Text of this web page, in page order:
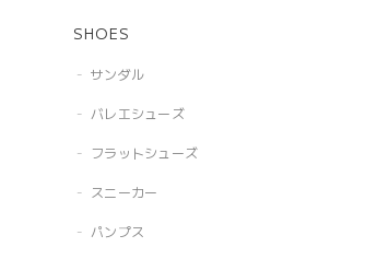
SHOES
サンダル
バレエシューズ
フラットシューズ
スニーカー
パンプス